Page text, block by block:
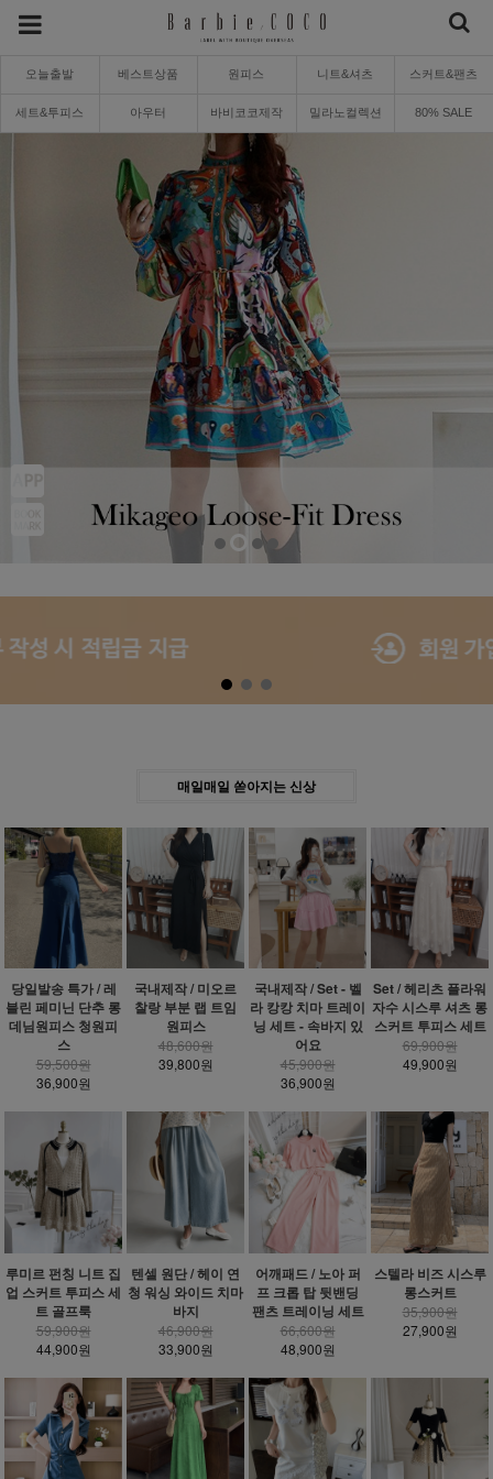
오늘출발 베스트상품 원피스 니트&셔츠 스커트&팬츠
세트&투피스 아우터 바비코코제작 밀라노컬렉션 80% SALE
Previous Next
매일매일 쏟아지는 신상
당일발송 특가 / 레
블린 페미닌 단추 롱
데님원피스 청원피
스
59,500원
36,900원
국내제작 / 미오르
찰랑 부분 랩 트임
원피스
48,600원
39,800원
국내제작 / Set - 벨
라 캉캉 치마 트레이
닝 세트 - 속바지 있
어요
45,900원
36,900원
Set / 헤리츠 플라워
자수 시스루 셔츠 롱
스커트 투피스 세트
69,900원
49,900원
루미르 펀칭 니트 집
업 스커트 투피스 세
트 골프룩
59,900원
44,900원
텐셀 원단 / 헤이 연
청 워싱 와이드 치마
바지
46,900원
33,900원
어깨패드 / 노아 퍼
프 크롭 탑 뒷밴딩
팬츠 트레이닝 세트
66,600원
48,900원
스텔라 비즈 시스루
롱스커트
35,900원
27,900원